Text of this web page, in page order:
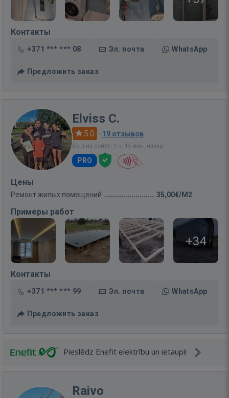
Контакты
+371 *** *** 08 Эл. почта WhatsApp
Предложить заказ
Elviss C.
5.0 · 19 отзывов
Был на сайте: 1 ч. 15 мин. назад
PRO
Цены
Ремонт жилых помещений 35,00€/M2
Примеры работ
+34
Контакты
+371 *** *** 99 Эл. почта WhatsApp
Предложить заказ
Pieslēdz Enefit elektrību un ietaupi!
Raivo